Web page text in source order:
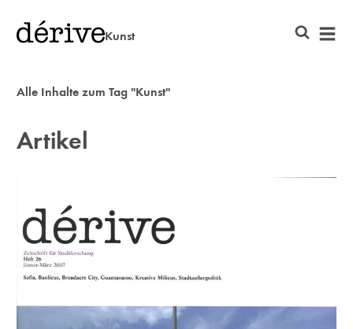
Kunst
Alle Inhalte zum Tag "Kunst"
Artikel